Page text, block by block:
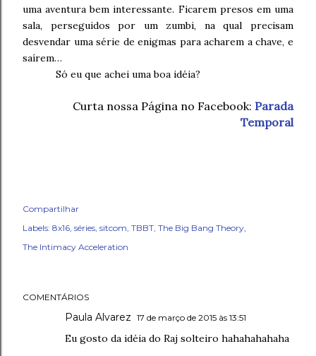
uma aventura bem interessante. Ficarem presos em uma
sala, perseguidos por um zumbi, na qual precisam
desvendar uma série de enigmas para acharem a chave, e
saírem…
Só eu que achei uma boa idéia?
Curta nossa Página no Facebook: Parada
Temporal
Compartilhar
Labels: 8x16 séries sitcom TBBT The Big Bang Theory
The Intimacy Acceleration
COMENTÁRIOS
Paula Alvarez 17 de março de 2015 às 13:51
Eu gosto da idéia do Raj solteiro hahahahahaha